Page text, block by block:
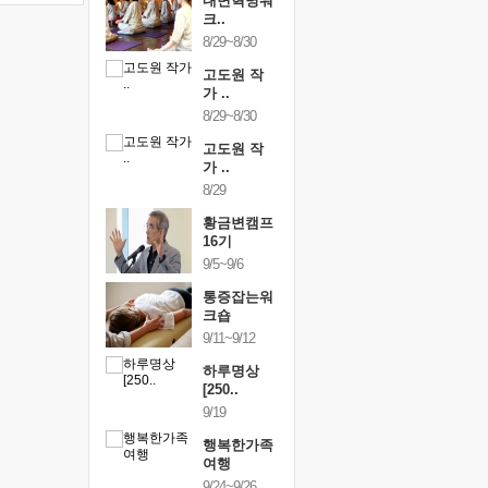
크..
8/29~8/30
고도원 작
가 ..
8/29~8/30
고도원 작
가 ..
8/29
황금변캠프
16기
9/5~9/6
통증잡는워
크숍
9/11~9/12
하루명상
[250..
9/19
행복한가족
여행